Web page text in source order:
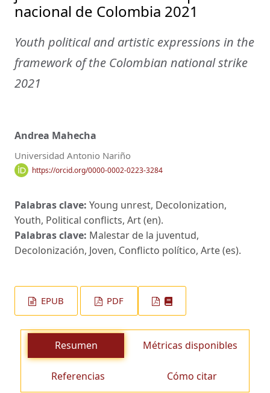
nacional de Colombia 2021
Youth political and artistic expressions in the
framework of the Colombian national strike
2021
Andrea Mahecha
Universidad Antonio Nariño
https://orcid.org/0000-0002-0223-3284
Palabras clave: Young unrest, Decolonization,
Youth, Political conflicts, Art (en).
Palabras clave: Malestar de la juventud,
Decolonización, Joven, Conflicto político, Arte (es).
EPUB PDF
Resumen Métricas disponibles
Referencias Cómo citar